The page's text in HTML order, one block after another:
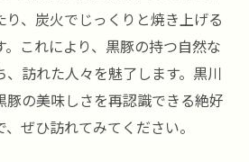
、炭火でじっくりと焼き上げる
これにより、黒豚の持つ自然な
訪れた人々を魅了します。黒川
の美味しさを再認識できる絶好
ぜひ訪れてみてください。